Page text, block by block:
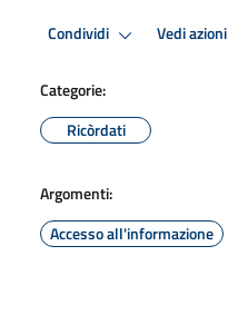
Condividi Vedi azioni
Categorie:
Ricòrdati
Argomenti:
Accesso all'informazione